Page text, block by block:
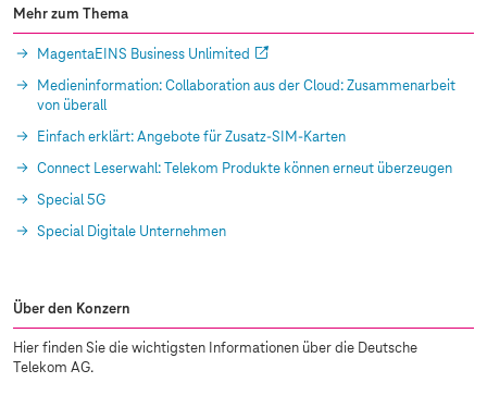
Mehr zum Thema
MagentaEINS Business Unlimited
Medieninformation: Collaboration aus der Cloud: Zusammenarbeit
von überall
Einfach erklärt: Angebote für Zusatz-SIM-Karten
Connect Leserwahl: Telekom Produkte können erneut überzeugen
Special 5G
Special Digitale Unternehmen
Über den Konzern
Hier finden Sie die wichtigsten Informationen über die Deutsche
Telekom AG.